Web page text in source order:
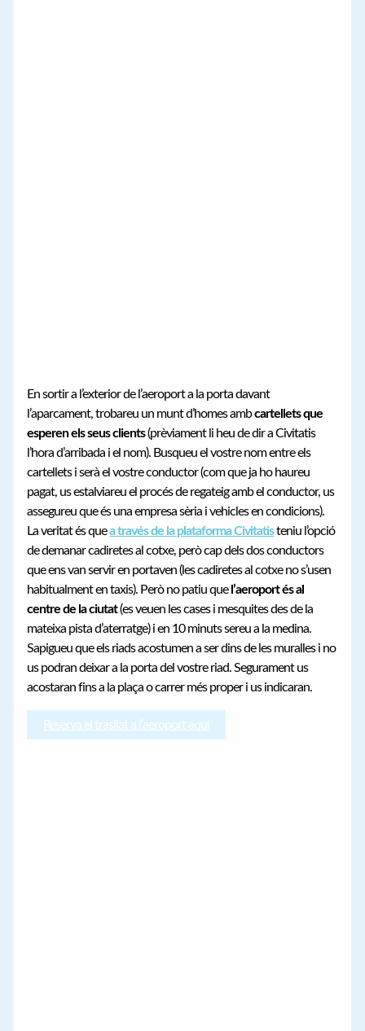
En sortir a l’exterior de l’aeroport a la porta davant
l’aparcament, trobareu un munt d’homes ambcartellets que
esperen els seus clients(prèviament li heu de dir a Civitatis
l’hora d’arribada i el nom). Busqueu el vostre nom entre els
cartellets i serà el vostre conductor (com que ja ho haureu
pagat, us estalviareu el procés de regateig amb el conductor, us
assegureu que és una empresa sèria i vehicles en condicions).
La veritat és quea través de la plataforma Civitatisteniu l’opció
de demanar cadiretes al cotxe, però cap dels dos conductors
que ens van servir en portaven (les cadiretes al cotxe no s’usen
habitualment en taxis). Però no patiu quel’aeroport és al
centre de la ciutat(es veuen les cases i mesquites des de la
mateixa pista d’aterratge) i en 10 minuts sereu a la medina.
Sapigueu que els riads acostumen a ser dins de les muralles i no
us podran deixar a la porta del vostre riad. Segurament us
acostaran fins a la plaça o carrer més proper i us indicaran.
Reserva el trasllat a l’aeroport aquí